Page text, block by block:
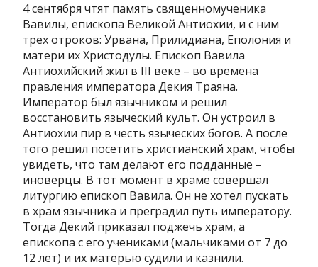
4 сентября чтят память священномученика
Вавилы, епископа Великой Антиохии, и с ним
трех отроков: Урвана, Прилидиана, Еполония и
матери их Христодулы. Епископ Вавила
Антиохийский жил в ІІІ веке – во времена
правления императора Декия Траяна.
Император был язычником и решил
восстановить языческий культ. Он устроил в
Антиохии пир в честь языческих богов. А после
того решил посетить христианский храм, чтобы
увидеть, что там делают его подданные –
иноверцы. В тот момент в храме совершал
литургию епископ Вавила. Он не хотел пускать
в храм язычника и преградил путь императору.
Тогда Декий приказал поджечь храм, а
епископа с его учениками (мальчиками от 7 до
12 лет) и их матерью судили и казнили.